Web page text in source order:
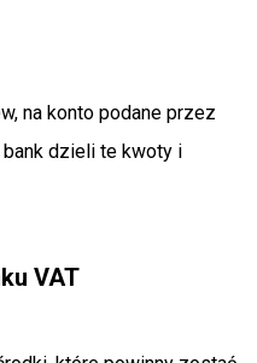
na konto podane przez
dzieli te kwoty i
VAT